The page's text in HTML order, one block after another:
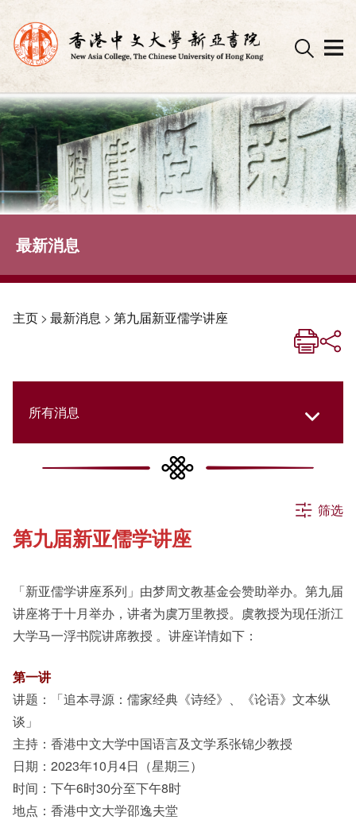
Skip
to
content
最新消息
主页> 最新消息 > 第九届新亚儒学讲座
所有消息
所有消息
活动
申请
其他
筛选
第九届新亚儒学讲座
「新亚儒学讲座系列」由梦周文教基金会赞助举办。第九届
讲座将于十月举办，讲者为虞万里教授。虞教授为现任浙江
大学马一浮书院讲席教授 。讲座详情如下：
第一讲
讲题：「追本寻源：儒家经典《诗经》、《论语》文本纵
谈」
主持：香港中文大学中国语言及文学系张锦少教授
日期：2023年10月4日（星期三）
时间：下午6时30分至下午8时
地点：香港中文大学邵逸夫堂